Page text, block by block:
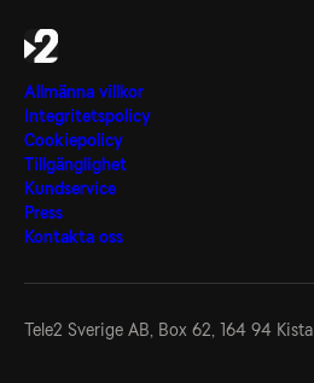
Allmänna villkor
Integritetspolicy
Cookiepolicy
Tillgänglighet
Kundservice
Press
Kontakta oss
Tele2 Sverige AB, Box 62, 164 94 Kista